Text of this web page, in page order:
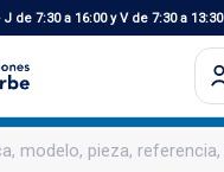
J de 7:30 a 16:00 y V de 7:30 a 13:30